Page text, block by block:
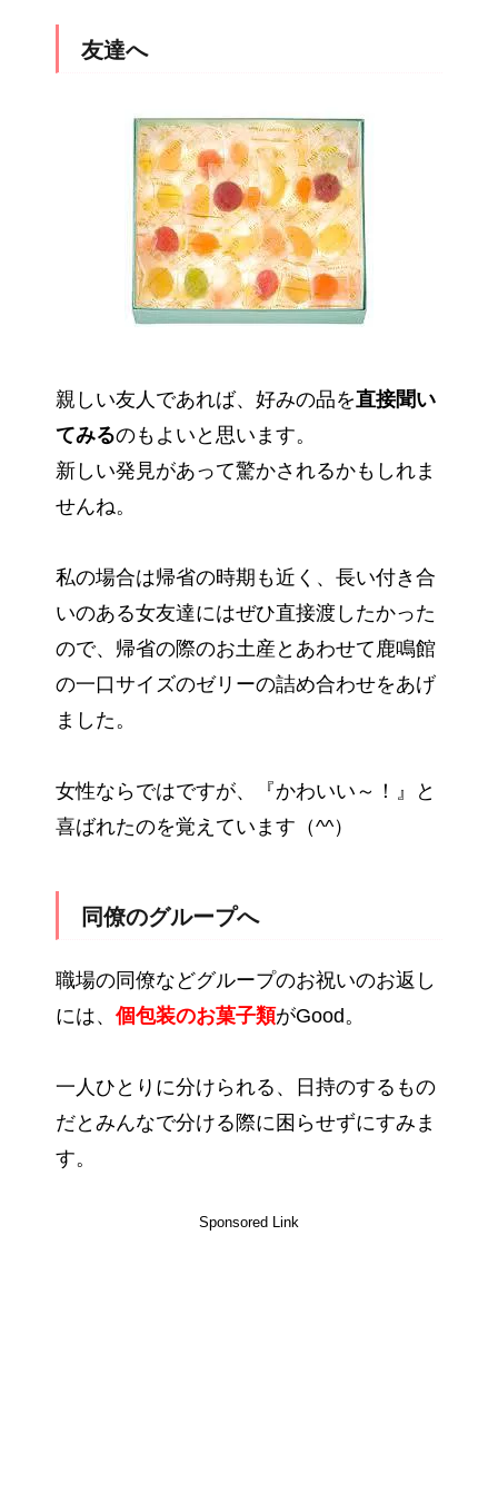
友達へ
親しい友人であれば、好みの品を直接聞い
てみるのもよいと思います。
新しい発見があって驚かされるかもしれま
せんね。
私の場合は帰省の時期も近く、長い付き合
いのある女友達にはぜひ直接渡したかった
ので、帰省の際のお土産とあわせて鹿鳴館
の一口サイズのゼリーの詰め合わせをあげ
ました。
女性ならではですが、『かわいい～！』と
喜ばれたのを覚えています（^^）
同僚のグループへ
職場の同僚などグループのお祝いのお返し
には、 個包装のお菓子類がGood。
一人ひとりに分けられる、日持のするもの
だとみんなで分ける際に困らせずにすみま
す。
Sponsored Link